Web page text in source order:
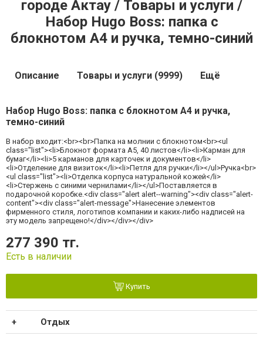
городе Актау / Товары и услуги /
Набор Hugo Boss: папка c
блокнотом А4 и ручка, темно-синий
Описание Товары и услуги (9999) Ещё
Набор Hugo Boss: папка c блокнотом А4 и ручка,
темно-синий
В набор входит:<br><br>Папка на молнии с блокнотом<br><ul
class="list"><li>Блокнот формата А5, 40 листов</li><li>Карман для
бумаг</li><li>5 карманов для карточек и документов</li>
<li>Отделение для визиток</li><li>Петля для ручки</li></ul>Ручка<br>
<ul class="list"><li>Отделка корпуса натуральной кожей</li>
<li>Стержень с синими чернилами</li></ul>Поставляется в
подарочной коробке.<div class="alert alert--warning"><div class="alert-
content"><div class="alert-message">Нанесение элементов
фирменного стиля, логотипов компании и каких-либо надписей на
эту модель запрещено!</div></div></div>
277 390 тг.
Есть в наличии
Купить
Отдых